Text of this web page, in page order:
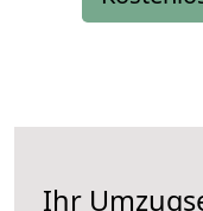
Ihr